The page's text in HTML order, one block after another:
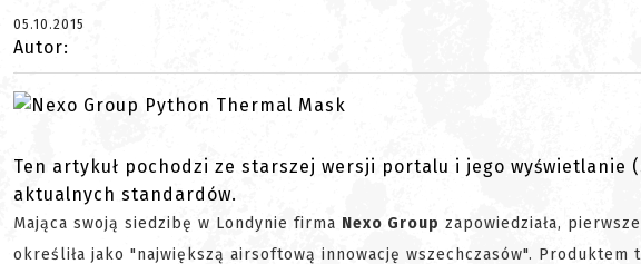
05.10.2015
Autor:
Ten artykuł pochodzi ze starszej wersji portalu i jego wyświetlanie
aktualnych standardów.
Mająca swoją siedzibę w Londynie firma Nexo Group zapowiedziała,
określiła jako "największą airsoftową innowację wszechczasów".